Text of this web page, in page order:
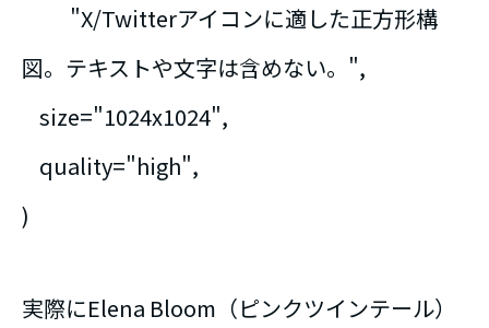
"X/Twitterアイコンに適した正方形構
図。テキストや文字は含めない。",
size="1024x1024",
quality="high",
)
実際にElena Bloom（ピンクツインテール）